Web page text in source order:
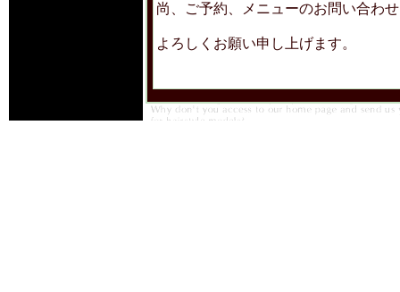
尚、ご予約、メニューのお問い合わ
よろしくお願い申し上げます。